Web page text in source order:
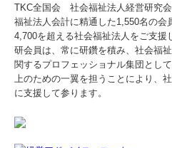
補助金・助成金・融資情報
関与先向け融資商品ご紹介
経営者お役立ち情報
TKC全国会 社会福祉法人経営研究
福祉法人会計に精通した1,550名の会
4,700を超える社会福祉法人をご支援
研会員は、常に研鑽を積み、社会福
関するプロフェッショナル集団とし
上のための一翼を担うことにより、
に支援して参ります。